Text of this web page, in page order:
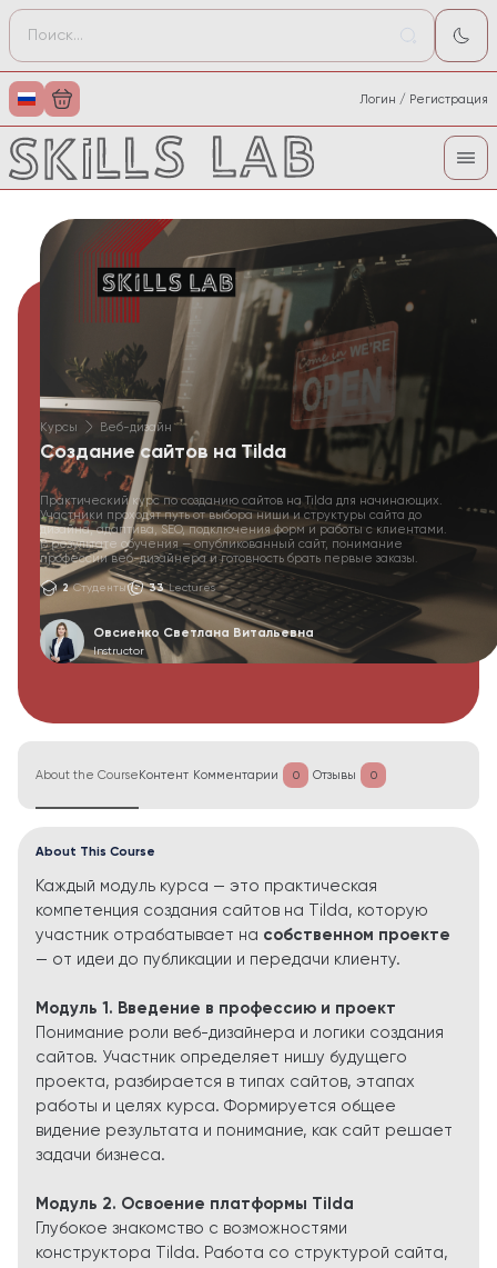
Логин / Регистрация
Курсы Веб-дизайн
Создание сайтов на Tilda
Практический курс по созданию сайтов на Tilda для начинающих.
Участники проходят путь от выбора ниши и структуры сайта до
дизайна, адаптива, SEO, подключения форм и работы с клиентами.
В результате обучения — опубликованный сайт, понимание
профессии веб-дизайнера и готовность брать первые заказы.
2 Студенты 33 Lectures
Овсиенко Светлана Витальевна
Instructor
About the Course Контент Комментарии 0 Отзывы 0
About This Course
Каждый модуль курса — это практическая
компетенция создания сайтов на Tilda, которую
участник отрабатывает на собственном проекте
— от идеи до публикации и передачи клиенту.
Модуль 1. Введение в профессию и проект
Понимание роли веб-дизайнера и логики создания
сайтов. Участник определяет нишу будущего
проекта, разбирается в типах сайтов, этапах
работы и целях курса. Формируется общее
видение результата и понимание, как сайт решает
задачи бизнеса.
Модуль 2. Освоение платформы Tilda
Глубокое знакомство с возможностями
конструктора Tilda. Работа со структурой сайта,